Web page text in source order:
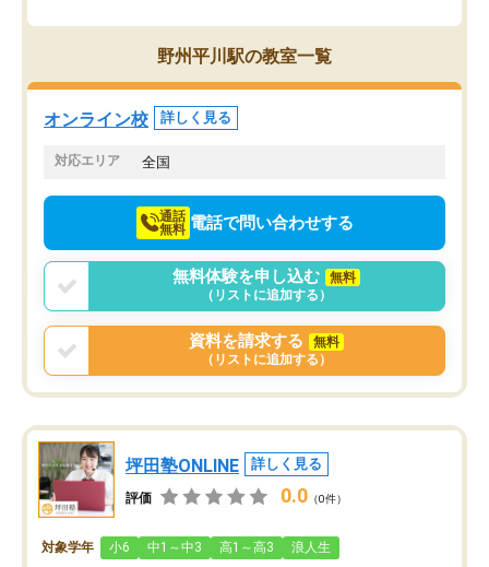
野州平川駅の教室一覧
オンライン校 詳しく見る
対応エリア 全国
通話
無料 電話で問い合わせする
無料体験を申し込む
無料
（リストに追加する）
資料を請求する
無料
（リストに追加する）
坪田塾ONLINE 詳しく見る
評価 0.0 （0件）
対象学年 小6 中1～中3 高1～高3 浪人生